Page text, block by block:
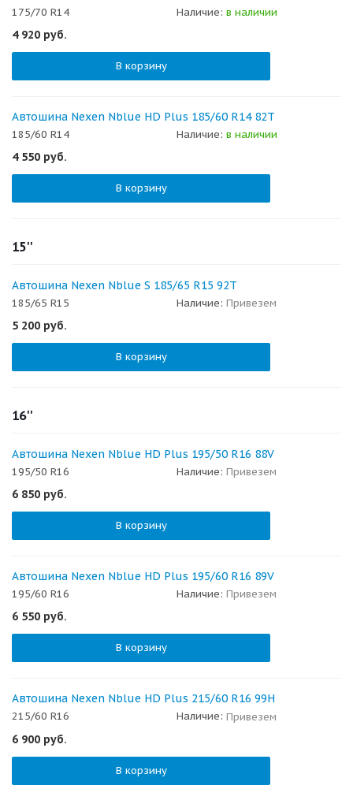
175/70 R14 Наличие: в наличии
4 920 руб.
В корзину
Автошина Nexen Nblue HD Plus 185/60 R14 82T
185/60 R14 Наличие: в наличии
4 550 руб.
В корзину
15''
Автошина Nexen Nblue S 185/65 R15 92T
185/65 R15 Наличие: Привезем
5 200 руб.
В корзину
16''
Автошина Nexen Nblue HD Plus 195/50 R16 88V
195/50 R16 Наличие: Привезем
6 850 руб.
В корзину
Автошина Nexen Nblue HD Plus 195/60 R16 89V
195/60 R16 Наличие: Привезем
6 550 руб.
В корзину
Автошина Nexen Nblue HD Plus 215/60 R16 99H
215/60 R16 Наличие: Привезем
6 900 руб.
В корзину